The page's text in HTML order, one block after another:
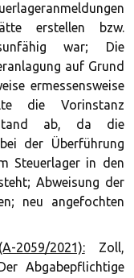
erstellen bzw.
war; Die
auf Grund
ermessensweise
die Vorinstanz
ab, da die
der Überführung
Steuerlager in den
Abweisung der
neu angefochten
2021):Zoll,
Abgabepflichtige